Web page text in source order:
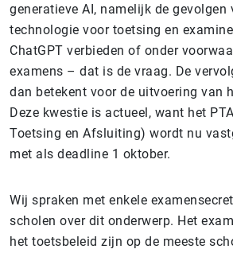
generatieve AI, namelijk de gevolgen
technologie voor toetsing en
ChatGPT verbieden of onder
examens – dat is de vraag. De
dan betekent voor de uitvoering van
Deze kwestie is actueel, want het
Toetsing en Afsluiting) wordt nu
met als deadline 1 oktober.
Wij spraken met enkele
scholen over dit onderwerp. Het
het toetsbeleid zijn op de meeste